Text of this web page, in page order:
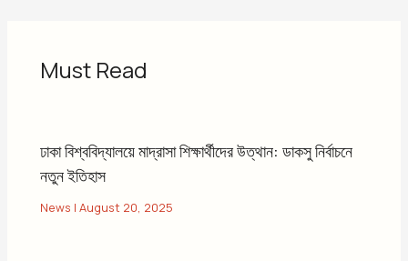
Must Read
ঢাকা বিশ্ববিদ্যালয়ে মাদ্রাসা শিক্ষার্থীদের উত্থান: ডাকসু নির্বাচনে
নতুন ইতিহাস
News |August 20, 2025